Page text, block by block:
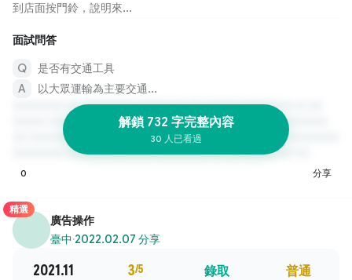
到店面按門鈴，說明來...
面試問答
是否有交通工具
以大眾運輸為主要交通...
解鎖 732 字完整內容
30 人已看過
0 分享
精選
廣告操作
臺中·2022.02.07 分享
2021.11 3/5 錄取 普通